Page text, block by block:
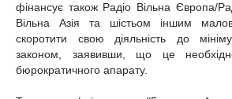
фінансує також Радіо Вільна Європа/
Вільна Азія та шістьом іншим
скоротити свою діяльність до
законом, заявивши, що це
бюрократичного апарату.